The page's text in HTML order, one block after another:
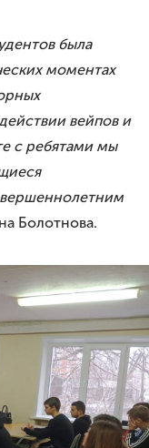
была
моментах
вейпов и
с ребятами мы
Болотнова.